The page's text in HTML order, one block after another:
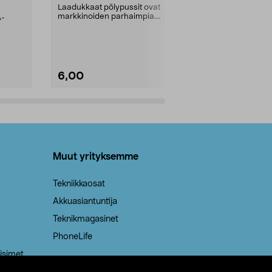
Laadukkaat pölypussit ovat
markkinoiden parhaimpia.
6,00
Muut yrityksemme
Tekniikkaosat
Akkuasiantuntija
Teknikmagasinet
PhoneLife